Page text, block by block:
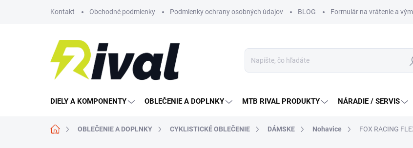
Kontakt Obchodné podmienky Podmienky ochrany osobných údajov BLOG Formulár na vrátenie a
DIELY A KOMPONENTY OBLEČENIE A DOPLNKY MTB RIVAL PRODUKTY NÁRADIE / SERVIS
DomovOBLEČENIE A DOPLNKY CYKLISTICKÉ OBLEČENIE DÁMSKE Nohavice FOX RACING